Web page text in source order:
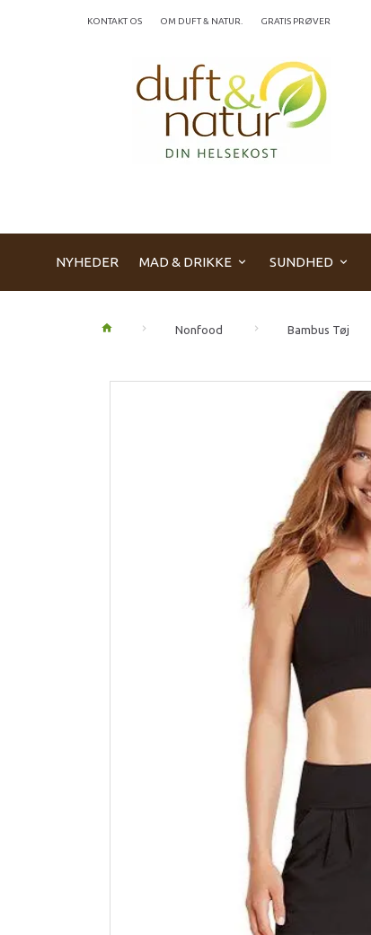
KONTAKT OS OM DUFT & NATUR. GRATIS PRØVER
NYHEDER MAD & DRIKKE SUNDHED
Nonfood Bambus Tøj